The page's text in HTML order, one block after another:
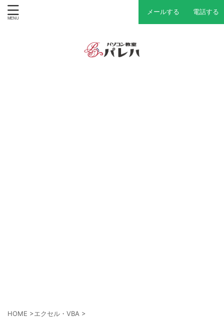
メールする 電話する
HOME >エクセル・VBA >